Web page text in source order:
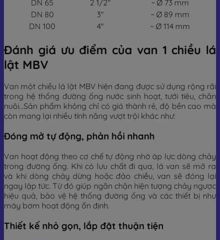
DN 65 2 1/2″
~ Ø 73 mm
DN 80
3″
~ Ø 89 mm
DN 100
4″ ~ Ø 114 mm
Đánh giá ưu điểm của van 1 chiều lá
lật MBV
Van một chiều lá lật MBV hiện đang được sử dụng rộng rãi
trong hệ thống đường ống nước sinh hoạt, tưới tiêu, chăn
nuôi…Sản phẩm không chỉ có giá thành rẻ, độ bền cao mà
còn mang lại nhiều tính năng vượt trội khác như:
Đóng mở tự động, phản hồi nhanh
Van hoạt động theo cơ chế tự động nhờ áp lực dòng chảy
trong đường ống. Khi có lưu chất đi qua, lá van sẽ mở ra
và khi dòng chảy dừng hoặc đảo chiều, van sẽ đóng lại
ngay lập tức. Từ đó giúp ngăn chặn hiện tượng chảy ngược
hiệu quả, bảo vệ hệ thống đường ống và các thiết bị như
máy bơm hoạt động ổn định.
Thiết kế nhỏ gọn, lắp đặt thuận tiện